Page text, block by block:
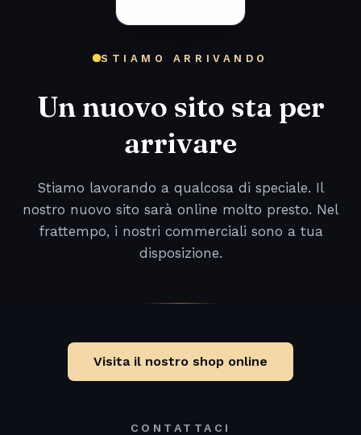
STIAMO ARRIVANDO
Un nuovo sito sta per
arrivare
Stiamo lavorando a qualcosa di speciale. Il
nostro nuovo sito sarà online molto presto. Nel
frattempo, i nostri commerciali sono a tua
disposizione.
Visita il nostro shop online
CONTATTACI